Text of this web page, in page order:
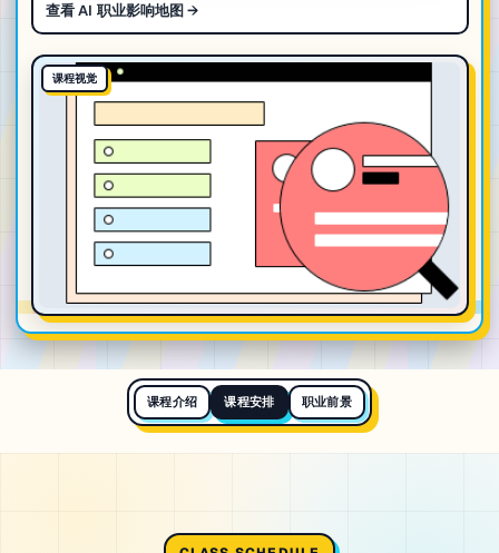
查看 AI 职业影响地图 →
课程视觉
课程介绍 课程安排 职业前景